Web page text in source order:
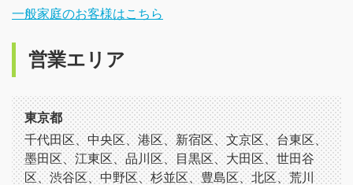
一般家庭のお客様はこちら
営業エリア
東京都
千代田区、中央区、港区、新宿区、文京区、台東区、
墨田区、江東区、品川区、目黒区、大田区、世田谷
区、渋谷区、中野区、杉並区、豊島区、北区、荒川